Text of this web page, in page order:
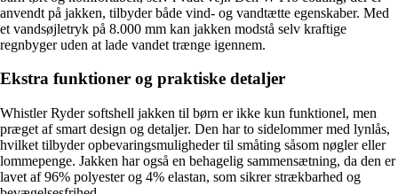
anvendt på jakken, tilbyder både vind- og vandtætte egenskaber. Med
et vandsøjletryk på 8.000 mm kan jakken modstå selv kraftige
regnbyger uden at lade vandet trænge igennem.
Ekstra funktioner og praktiske detaljer
Whistler Ryder softshell jakken til børn er ikke kun funktionel, men
præget af smart design og detaljer. Den har to sidelommer med lynlås,
hvilket tilbyder opbevaringsmuligheder til småting såsom nøgler eller
lommepenge. Jakken har også en behagelig sammensætning, da den er
lavet af 96% polyester og 4% elastan, som sikrer strækbarhed og